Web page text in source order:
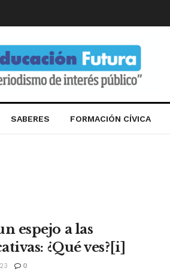
SABERES FORMACIÓN CÍVICA
espejo a las
¿Qué ves?[i]
0